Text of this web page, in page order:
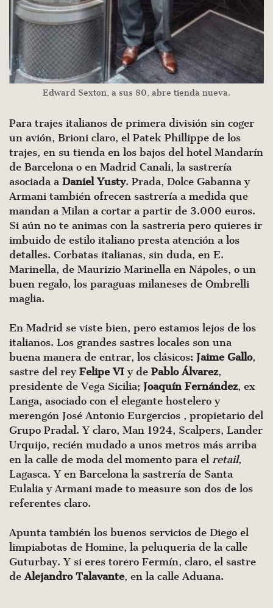
Edward Sexton, a sus 80, abre tienda nueva.
Para trajes italianos de primera división sin coger
un avión, Brioni claro, el Patek Phillippe de los
trajes, en su tienda en los bajos del hotel Mandarín
de Barcelona o en Madrid Canali, la sastrería
asociada a Daniel Yusty. Prada, Dolce Gabanna y
Armani también ofrecen sastrería a medida que
mandan a Milan a cortar a partir de 3.000 euros.
Si aún no te animas con la sastreria pero quieres ir
imbuido de estilo italiano presta atención a los
detalles. Corbatas italianas, sin duda, en E.
Marinella, de Maurizio Marinella en Nápoles, o un
buen regalo, los paraguas milaneses de Ombrelli
maglia.
En Madrid se viste bien, pero estamos lejos de los
italianos. Los grandes sastres locales son una
buena manera de entrar, los clásicos: Jaime Gallo,
sastre del reyFelipe VI y de Pablo Álvarez,
presidente de Vega Sicilia; Joaquín Fernández, ex
Langa, asociado con el elegante hostelero y
merengón José Antonio Eurgercios , propietario del
Grupo Pradal. Y claro, Man 1924, Scalpers, Lander
Urquijo, recién mudado a unos metros más arriba
en la calle de moda del momento para el retail,
Lagasca. Y en Barcelona la sastrería de Santa
Eulalia y Armani made to measure son dos de los
referentes claro.
Apunta también los buenos servicios de Diego el
limpiabotas de Homine, la peluqueria de la calle
Guturbay. Y si eres torero Fermín, claro, el sastre
de Alejandro Talavante, en la calle Aduana.